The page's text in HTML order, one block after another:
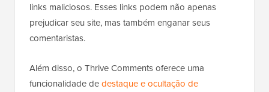
links maliciosos. Esses links podem não apenas
prejudicar seu site, mas também enganar seus
comentaristas.
Além disso, o Thrive Comments oferece uma
funcionalidade dedestaque e ocultação de